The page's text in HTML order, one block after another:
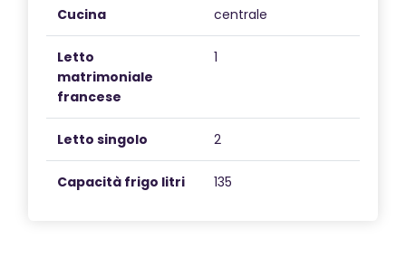
Cucina centrale
Letto
matrimoniale
francese
1
Letto singolo 2
Capacità frigo litri 135